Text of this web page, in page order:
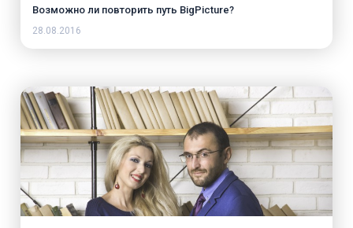
Возможно ли повторить путь BigPicture?
28.08.2016